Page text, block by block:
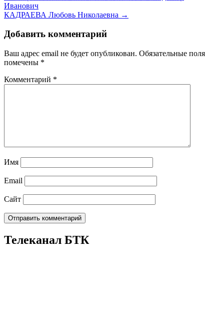
Иванович
КАДРАЕВА Любовь Николаевна →
Добавить комментарий
Ваш адрес email не будет опубликован. Обязательные поля
помечены *
Комментарий *
Имя
Email
Сайт
Телеканал БТК